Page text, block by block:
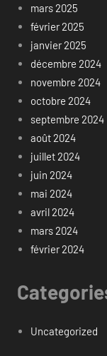
mars 2025
février 2025
janvier 2025
décembre 2024
novembre 2024
octobre 2024
septembre 2024
août 2024
juillet 2024
juin 2024
mai 2024
avril 2024
mars 2024
février 2024
Uncategorized